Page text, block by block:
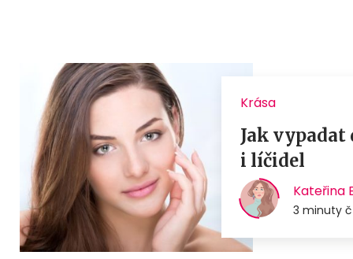
Krása
Jak vypadat
i líčidel
Kateřina
3 minuty